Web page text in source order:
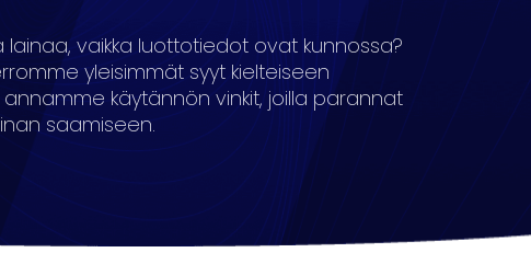
lainaa, vaikka luottotiedot ovat kunnossa?
yleisimmät syyt kielteiseen
käytännön vinkit, joilla parannat
saamiseen.
20 1 2 3